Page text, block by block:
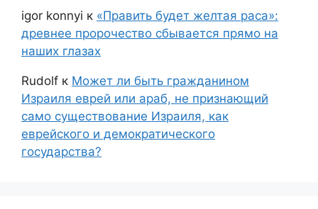
igor konnyi к «Править будет желтая раса»:
древнее пророчество сбывается прямо на
наших глазах
Rudolf к Может ли быть гражданином
Израиля еврей или араб, не признающий
само существование Израиля, как
еврейского и демократического
государства?